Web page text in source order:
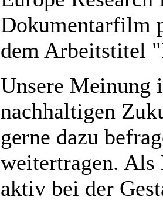
Dokumentarfilm
dem Arbeitstitel
Unsere Meinung
nachhaltigen
gerne dazu
weitertragen.
aktiv bei der